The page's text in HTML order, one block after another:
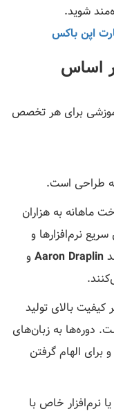
شوید.
اپن باکس
اساس
آموزشی برای هر تخصص
طراحی است.
ماهانه به هزاران
نرم‌افزارها و
Aaron Draplinو
کیفیت بالای تولید
دوره‌ها به زبان‌های
برای الهام گرفتن
نرم‌افزار خاص با